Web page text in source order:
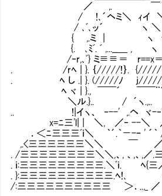
／ ,. ￣｀
/ !､´ヘミ＼ ｨイ ＼
/ ､ﾞ､ッ´ ヽ ＼ ＼
{ ,.ミ | ヽ ヽヽ、
{. ､ﾐﾞ. ﾞ ,...__＿ , ヽ ヽ
/‐r,､ﾞ} ミ≡≡＝ r==x＝
. /rﾍ | }. ｛/////!｝. {/////
. ﾍ し .| }. (/////ﾉ j/////ﾉlﾞ | あ、
ﾍ ヾ | }., ￣￣´ ￣￣
＼ル.}.. / ´ヽ
.. !|イヽ
x=ﾆ三'l| | ＼, ／
．＜ﾆ三三三ﾞｉ＼ ｀´.｀－-ｰ ' ´｀
,.<三三三三三三＼＼ ￣ ／
. /三三三三三三三三＼＼,、, 、,、,／.
. ｉ:三三三三三三三三三.＼ﾞｉ. ﾍ{
. }:三三三三三三三三三三.ﾍ!､
/:三三三三三三三三三三 ＞